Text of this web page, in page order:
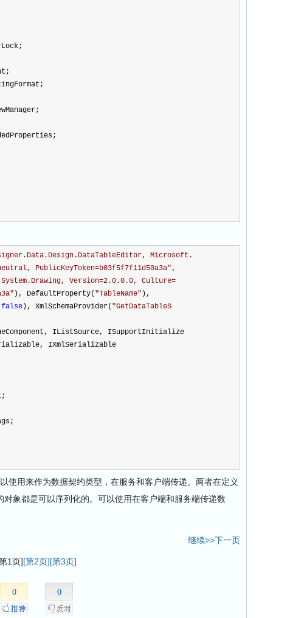
Microsoft.
PublicKeyToken=b03f5f7f11d50a3a",
Version=2.0.0.0, Culture=
" ), DefaultProperty( "TableName" ),
false ), XmlSchemaProvider( "GetDataTableS
IListSource, ISupportInitialize
IXmlSerializable
用来作为数据契约类型，在服务和客户端传递。两者在定义
象都是可以序列化的。可以使用在客户端和服务端传递数
继续>>下一页
1页][第2页][第3页]
0 0